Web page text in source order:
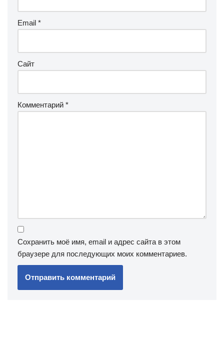
Email *
Сайт
Комментарий *
Сохранить моё имя, email и адрес сайта в этом
браузере для последующих моих комментариев.